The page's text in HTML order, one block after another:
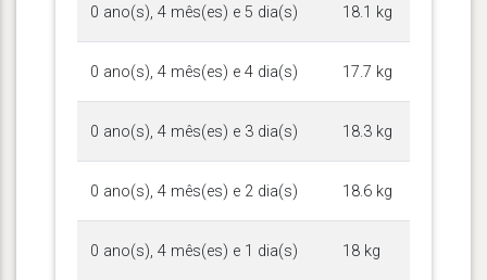
0 ano(s), 4 mês(es) e 5 dia(s) 18.1 kg
0 ano(s), 4 mês(es) e 4 dia(s) 17.7 kg
0 ano(s), 4 mês(es) e 3 dia(s) 18.3 kg
0 ano(s), 4 mês(es) e 2 dia(s) 18.6 kg
0 ano(s), 4 mês(es) e 1 dia(s) 18 kg